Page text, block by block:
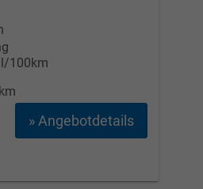
l/100km
» Angebotdetails